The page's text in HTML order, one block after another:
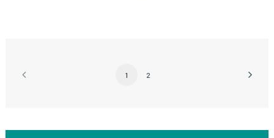
1 2